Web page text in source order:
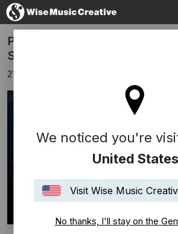
site
We noticed you're
United States
Visit Wise Music
No thanks, I'll stay on the
Premiere von „Deutschland.
Selbstporträt“ mit Score von
21 Juni 2016